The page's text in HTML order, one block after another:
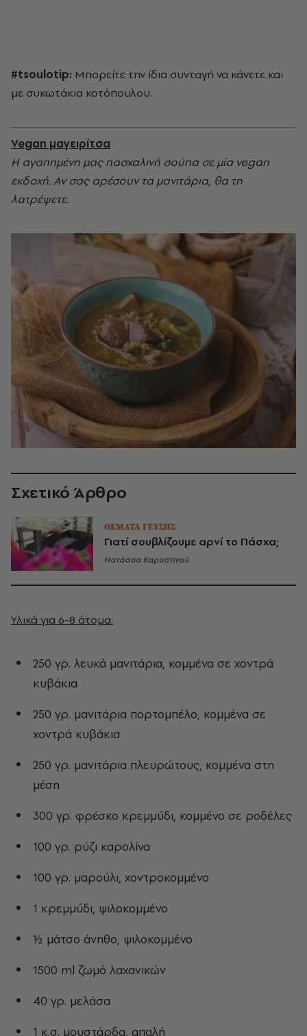
#tsoulotip: Μπορείτε την ίδια συνταγή να κάνετε και
με συκωτάκια κοτόπουλου.
Vegan μαγειρίτσα
Η αγαπημένη μας πασχαλινή σούπα σε μία vegan
εκδοχή. Αν σας αρέσουν τα μανιτάρια, θα τη
λατρέψετε.
Σχετικό Άρθρο
ΘΕΜΑΤΑ ΓΕΥΣΗΣ
Γιατί σουβλίζουμε αρνί το Πάσχα;
Νατάσσα Καρυστινού
Υλικά για 6-8 άτομα:
250 γρ. λευκά μανιτάρια, κομμένα σε χοντρά
κυβάκια
250 γρ. μανιτάρια πορτομπέλο, κομμένα σε
χοντρά κυβάκια
250 γρ. μανιτάρια πλευρώτους, κομμένα στη
μέση
300 γρ. φρέσκο κρεμμύδι, κομμένο σε ροδέλες
100 γρ. ρύζι καρολίνα
100 γρ. μαρούλι, χοντροκομμένο
1 κρεμμύδι, ψιλοκομμένο
½ μάτσο άνηθο, ψιλοκομμένο
1500 ml ζωμό λαχανικών
40 γρ. μελάσα
1 κ.σ. μουστάρδα, απαλή